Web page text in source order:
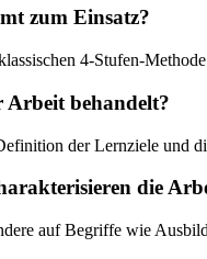
zum Einsatz?
4-Stufen-
behandelt?
der Lernziele und
die
auf Begriffe wie